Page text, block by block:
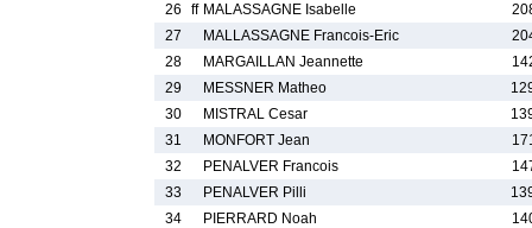
26
ff MALASSAGNE Isabelle
27
MALLASSAGNE Francois-Eric
28
MARGAILLAN Jeannette
29
MESSNER Matheo
30
MISTRAL Cesar
31
MONFORT Jean
32
PENALVER Francois
33
PENALVER Pilli
34
PIERRARD Noah